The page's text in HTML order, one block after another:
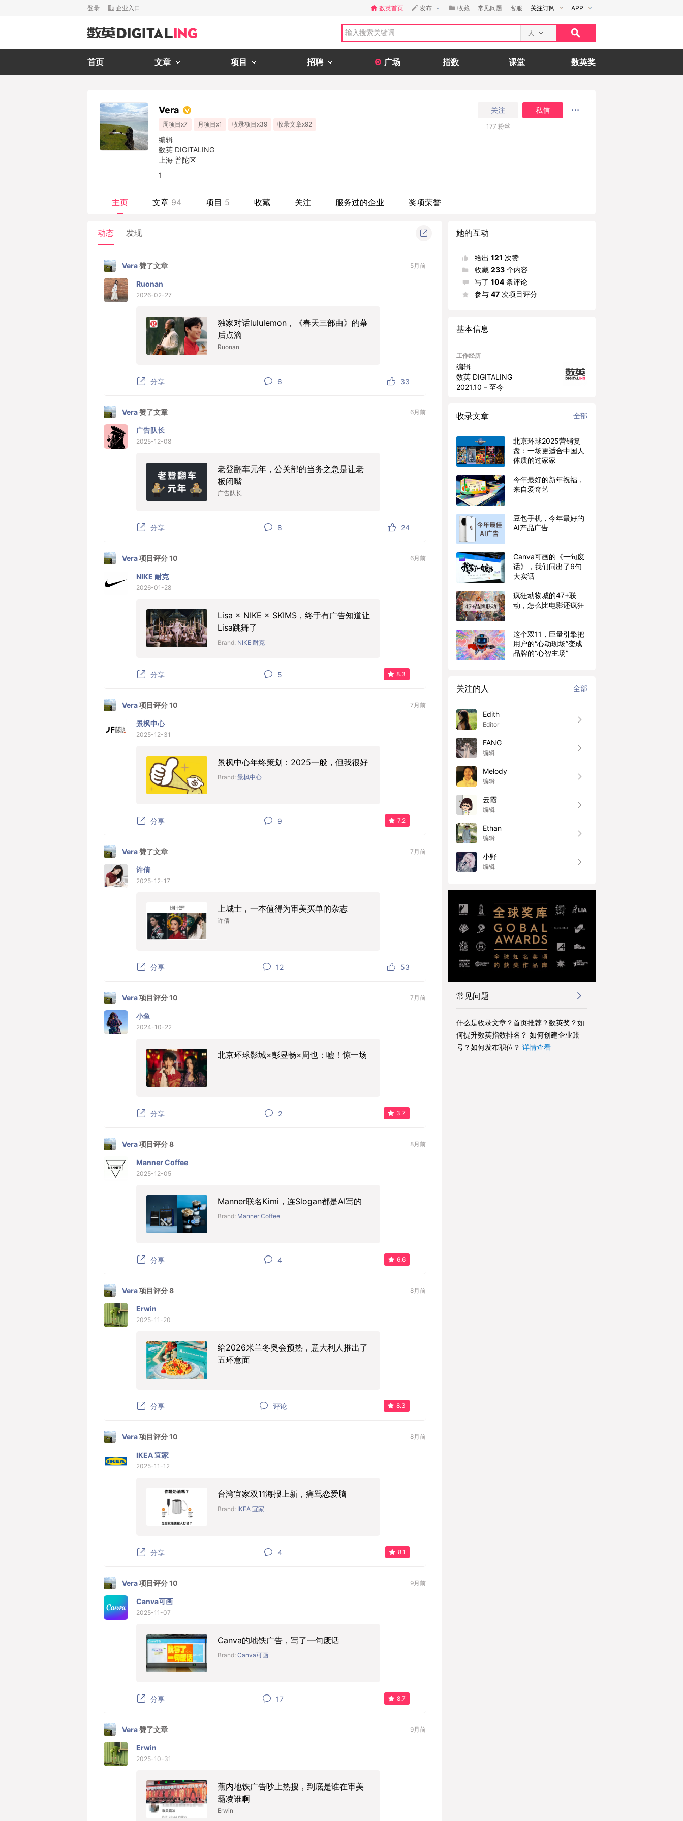
登录 企业入口 数英首页 发布 收藏 常见问题 客服 关注订阅 APP
人
首页 文章 项目 招聘 广场 指数 课堂 数英奖
Vera
周项目x7 月项目x1 收录项目x39 收录文章x92
编辑
数英 DIGITALING
上海 普陀区
关注 私信
177 粉丝
1
主页 文章 94 项目 5 收藏 关注 服务过的企业 奖项荣誉
动态 发现
Vera赞了文章 5月前
Ruonan
2026-02-27
独家对话lululemon，《春天三部曲》的幕
后点滴
Ruonan
分享 6 33
Vera赞了文章 6月前
广告队长
2025-12-08
老登翻车元年，公关部的当务之急是让老
板闭嘴
广告队长
分享 8 24
Vera项目评分 10 6月前
NIKE 耐克
2026-01-28
Lisa × NIKE × SKIMS，终于有广告知道让
Lisa跳舞了
Brand: NIKE 耐克
分享 5 8.3
Vera项目评分 10 7月前
景枫中心
2025-12-31
景枫中心年终策划：2025一般，但我很好
Brand: 景枫中心
分享 9 7.2
Vera赞了文章 7月前
许倩
2025-12-17
上城士，一本值得为审美买单的杂志
许倩
分享 12 53
Vera项目评分 10 7月前
小鱼
2024-10-22
北京环球影城×彭昱畅×周也：嘘！惊一场
分享 2 3.7
Vera项目评分 8 8月前
Manner Coffee
2025-12-05
Manner联名Kimi，连Slogan都是AI写的
Brand: Manner Coffee
分享 4 6.6
Vera项目评分 8 8月前
Erwin
2025-11-20
给2026米兰冬奥会预热，意大利人推出了
五环意面
分享 评论 8.3
Vera项目评分 10 8月前
IKEA 宜家
2025-11-12
台湾宜家双11海报上新，痛骂恋爱脑
Brand: IKEA 宜家
分享 4 8.1
Vera项目评分 10 9月前
Canva可画
2025-11-07
Canva的地铁广告，写了一句废话
Brand: Canva可画
分享 17 8.7
Vera赞了文章 9月前
Erwin
2025-10-31
蕉内地铁广告吵上热搜，到底是谁在审美
霸凌谁啊
Erwin
她的互动
给出 121 次赞
收藏 233 个内容
写了 104 条评论
参与 47 次项目评分
基本信息
工作经历
编辑
数英 DIGITALING
2021.10 – 至今
收录文章 全部
北京环球2025营销复
盘：一场更适合中国人
体质的过家家
今年最好的新年祝福，
来自爱奇艺
豆包手机，今年最好的
AI产品广告
Canva可画的《一句废
话》，我们问出了6句
大实话
疯狂动物城的47+联
动，怎么比电影还疯狂
这个双11，巨量引擎把
用户的“心动现场”变成
品牌的“心智主场”
关注的人 全部
Edith
Editor
FANG
编辑
Melody
编辑
云霞
编辑
Ethan
编辑
小野
编辑
常见问题
什么是收录文章？首页推荐？数英奖？如
何提升数英指数排名？ 如何创建企业账
号？如何发布职位？ 详情查看